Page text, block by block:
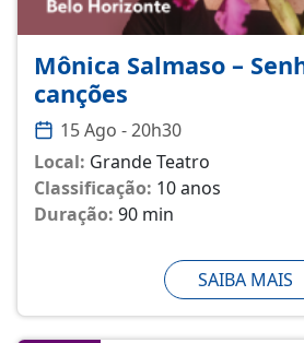
Mônica Salmaso –
canções
15 Ago - 20h30
Local: Grande Teatro
Classificação: 10 anos
Duração: 90 min
SAIBA MAIS